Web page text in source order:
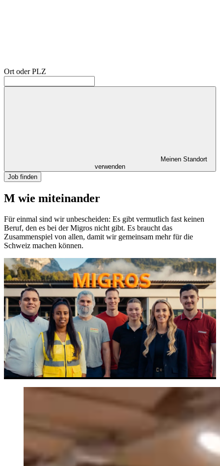
Ort oder PLZ
Meinen Standort
verwenden
Job finden
M wie miteinander
Für einmal sind wir unbescheiden: Es gibt vermutlich fast keinen
Beruf, den es bei der Migros nicht gibt. Es braucht das
Zusammenspiel von allen, damit wir gemeinsam mehr für die
Schweiz machen können.